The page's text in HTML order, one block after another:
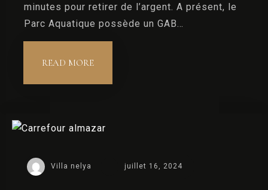
minutes pour retirer de l’argent. A présent, le
Parc Aquatique possède un GAB…
READ MORE
Villa nelya juillet 16, 2024